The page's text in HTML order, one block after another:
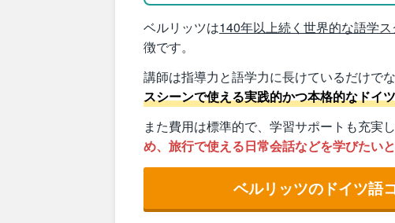
ベルリッツは140年以上続く世界的な語学
徴です。
講師は指導力と語学力に長けているだけで
スシーンで使える実践的かつ本格的なドイ
また費用は標準的で、学習サポートも充実し
め、旅行で使える日常会話などを学びたい
ベルリッツのドイツ語